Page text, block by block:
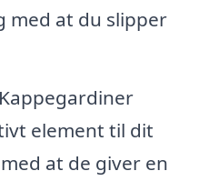
med at du slipper
Kappegardiner
element til dit
at de giver en